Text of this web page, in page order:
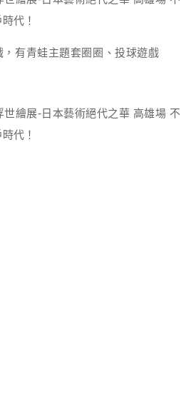
有青蛙主題套圈圈、投球遊戲